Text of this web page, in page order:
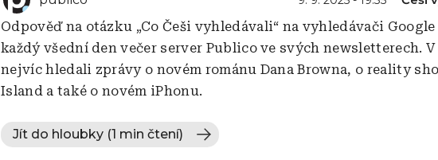
Odpověď na otázku „Co Češi vyhledávali“ na vyhledávači
každý všední den večer server Publico ve svých newsletterech.
nejvíc hledali zprávy o novém románu Dana Browna, o reality
Island a také o novém iPhonu.
Jít do hloubky (1 min čtení)